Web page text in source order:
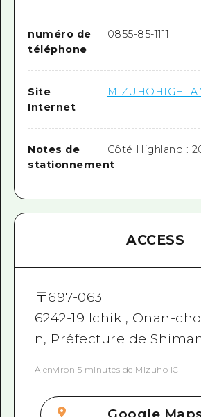
numéro de
téléphone
0855-85-1111
Site
Internet
Notes de
stationnement
Côté Highland :
ACCESS
〒697-0631
6242-19 Ichiki, Onan-
n, Préfecture de
À environ 5 minutes de Mizuho IC